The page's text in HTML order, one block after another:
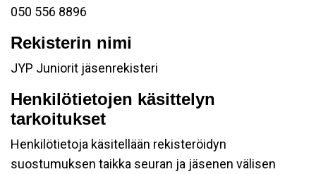
050 556 8896
Rekisterin nimi
JYP Juniorit jäsenrekisteri
Henkilötietojen käsittelyn
tarkoitukset
Henkilötietoja käsitellään rekisteröidyn
suostumuksen taikka seuran ja jäsenen välisen